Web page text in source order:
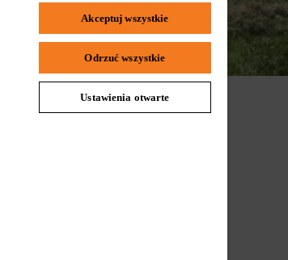
Akceptuj wszystkie
Odrzuć wszystkie
Ustawienia otwarte